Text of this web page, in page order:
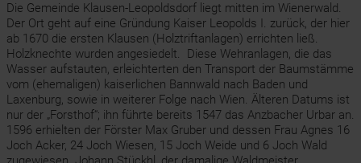
Die Gemeinde Klausen-Leopoldsdorf liegt mitten im Wienerwald.
Der Ort geht auf eine Gründung Kaiser Leopolds I. zurück, der hier
ab 1670 die ersten Klausen (Holztriftanlagen) errichten ließ.
Holzknechte wurden angesiedelt. Diese Wehranlagen, die das
Wasser aufstauten, erleichterten den Transport der Baumstämme
vom (ehemaligen) kaiserlichen Bannwald nach Baden und
Laxenburg, sowie in weiterer Folge nach Wien. Älteren Datums ist
nur der „Forsthof“; ihn führte bereits 1547 das Anzbacher Urbar an.
1596 erhielten der Förster Max Gruber und dessen Frau Agnes 16
Joch Acker, 24 Joch Wiesen, 15 Joch Weide und 6 Joch Wald